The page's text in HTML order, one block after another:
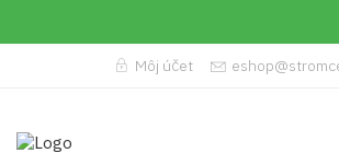
Môj účet